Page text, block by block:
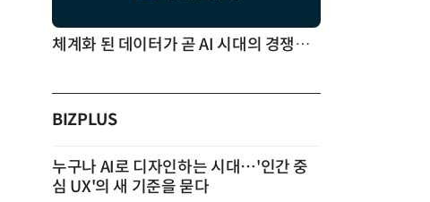
체계화 된 데이터가 곧 AI 시대의 경쟁력이다
BIZPLUS
누구나 AI로 디자인하는 시대…'인간 중
심 UX'의 새 기준을 묻다